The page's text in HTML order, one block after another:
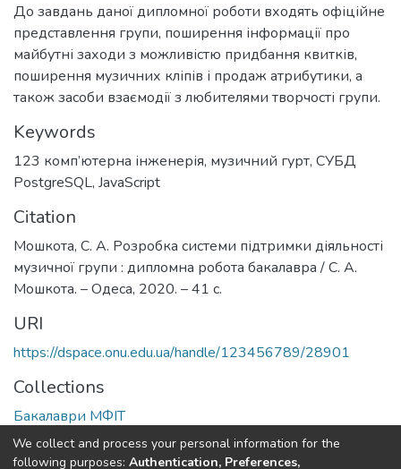
До завдань даної дипломної роботи входять офіційне
представлення групи, поширення інформації про
майбутні заходи з можливістю придбання квитків,
поширення музичних кліпів і продаж атрибутики, а
також засоби взаємодії з любителями творчості групи.
Keywords
123 комп’ютерна інженерія, музичний гурт, СУБД
PostgreSQL, JavaScript
Citation
Мошкота, С. А. Розробка системи підтримки діяльності
музичної групи : дипломна робота бакалавра / С. А.
Мошкота. – Одеса, 2020. – 41 с.
URI
https://dspace.onu.edu.ua/handle/123456789/28901
Collections
Бакалаври МФІТ
Full item page
We collect and process your personal information for the
following purposes: Authentication, Preferences,